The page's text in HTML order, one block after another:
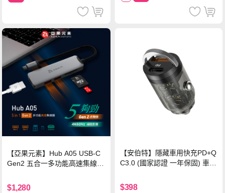
【亞果元素】Hub A05 USB-C
Gen2 五合一多功能高速集線
$1,280
【安伯特】隱藏車用快充PD+Q
C3.0 (國家認證 一年保固) 車充
$398